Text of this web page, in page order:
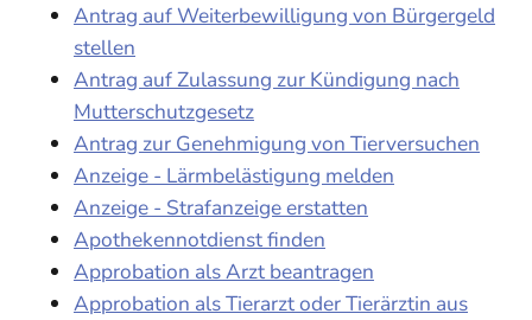
Antrag auf Weiterbewilligung von Bürgergeld
stellen
Antrag auf Zulassung zur Kündigung nach
Mutterschutzgesetz
Antrag zur Genehmigung von Tierversuchen
Anzeige - Lärmbelästigung melden
Anzeige - Strafanzeige erstatten
Apothekennotdienst finden
Approbation als Arzt beantragen
Approbation als Tierarzt oder Tierärztin aus